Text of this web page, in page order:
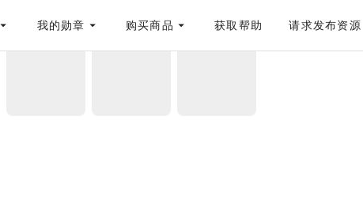
「sykb.cc」，使用遇到问题请联系客服。
我的勋章 购买商品 获取帮助 请求发布资源
《奴隶新娘工厂》捆绑灌肠洗脑你喜欢的都有